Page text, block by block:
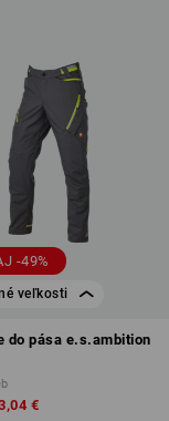
-49%
veľkosti
do pása e.s.ambition
€